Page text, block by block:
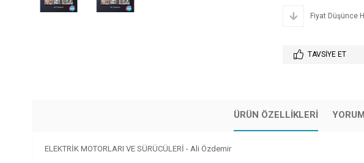
Fiyat Düşünce
TAVSIYE ET
ÜRÜN ÖZELLIKLERI
ELEKTRİK MOTORLARI VE SÜRÜCÜLERİ - Ali Özdemir